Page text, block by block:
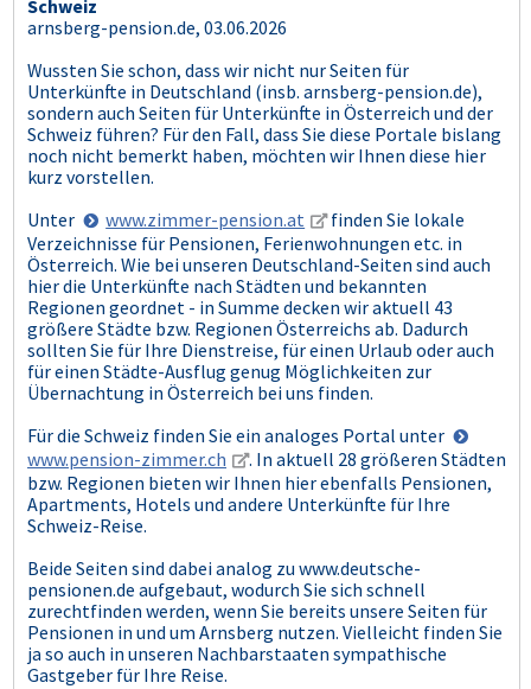
Schweiz
arnsberg-pension.de, 03.06.2026
Wussten Sie schon, dass wir nicht nur Seiten für
Unterkünfte in Deutschland (insb. arnsberg-pension.de),
sondern auch Seiten für Unterkünfte in Österreich und der
Schweiz führen? Für den Fall, dass Sie diese Portale bislang
noch nicht bemerkt haben, möchten wir Ihnen diese hier
kurz vorstellen.
Unter
www.zimmer-pension.at
finden Sie lokale
Verzeichnisse für Pensionen, Ferienwohnungen etc. in
Österreich. Wie bei unseren Deutschland-Seiten sind auch
hier die Unterkünfte nach Städten und bekannten
Regionen geordnet - in Summe decken wir aktuell 43
größere Städte bzw. Regionen Österreichs ab. Dadurch
sollten Sie für Ihre Dienstreise, für einen Urlaub oder auch
für einen Städte-Ausflug genug Möglichkeiten zur
Übernachtung in Österreich bei uns finden.
Für die Schweiz finden Sie ein analoges Portal unter
www.pension-zimmer.ch
. In aktuell 28 größeren Städten
bzw. Regionen bieten wir Ihnen hier ebenfalls Pensionen,
Apartments, Hotels und andere Unterkünfte für Ihre
Schweiz-Reise.
Beide Seiten sind dabei analog zu www.deutsche-
pensionen.de aufgebaut, wodurch Sie sich schnell
zurechtfinden werden, wenn Sie bereits unsere Seiten für
Pensionen in und um Arnsberg nutzen. Vielleicht finden Sie
ja so auch in unseren Nachbarstaaten sympathische
Gastgeber für Ihre Reise.